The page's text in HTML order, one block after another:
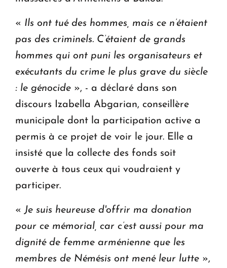
« Ils ont tué des hommes, mais ce n’étaient
pas des criminels. C’étaient de grands
hommes qui ont puni les organisateurs et
exécutants du crime le plus grave du siècle
: le génocide », - a déclaré dans son
discours Izabella Abgarian, conseillère
municipale dont la participation active a
permis à ce projet de voir le jour. Elle a
insisté que la collecte des fonds soit
ouverte à tous ceux qui voudraient y
participer.
« Je suis heureuse d'offrir ma donation
pour ce mémorial, car c’est aussi pour ma
dignité de femme arménienne que les
membres de Némésis ont mené leur lutte »,